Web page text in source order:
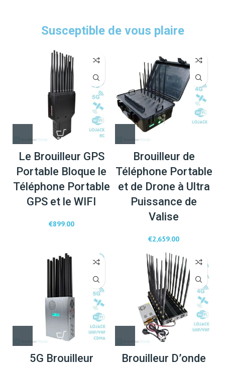
Susceptible de vous plaire
Le Brouilleur GPS
Portable Bloque le
Téléphone Portable
GPS et le WIFI
€899.00
Brouilleur de
Téléphone Portable
et de Drone à Ultra
Puissance de
Valise
€2,659.00
5G Brouilleur
Brouilleur D’onde